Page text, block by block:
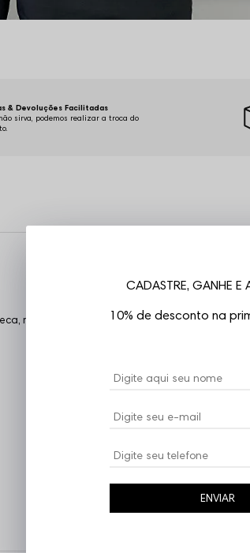
& Devoluções Facilitadas
sirva, podemos realizar a troca do
mangas curtas, estampa em silk, costuras
CADASTRE, GANHE E
10% de desconto na
ENVIAR